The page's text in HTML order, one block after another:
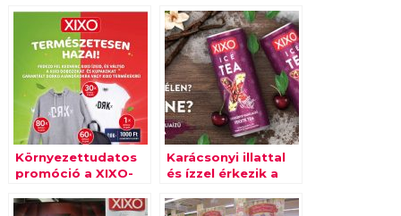
Környezettudatos
promóció a XIXO-
Karácsonyi illattal
és ízzel érkezik a
kiadású jegesteája